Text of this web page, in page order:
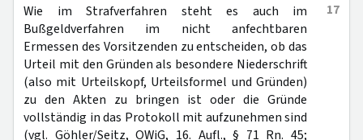
17
Wie im Strafverfahren steht es auch im
Bußgeldverfahren im nicht anfechtbaren
Ermessen des Vorsitzenden zu entscheiden, ob das
Urteil mit den Gründen als besondere Niederschrift
(also mit Urteilskopf, Urteilsformel und Gründen)
zu den Akten zu bringen ist oder die Gründe
vollständig in das Protokoll mit aufzunehmen sind
(vgl. Göhler/Seitz, OWiG, 16. Aufl., § 71 Rn. 45;